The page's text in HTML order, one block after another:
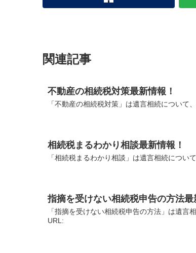
関連記事
不動産の相続税対策最新情報！
「不動産の相続税対策」は遺言相続につい
相続税まるわかり相談最新情報！
「相続税まるわかり相談」は遺言相続につ
指摘を受けない相続税申告の方法最
「指摘を受けない相続税申告の方法」は遺言
URL: